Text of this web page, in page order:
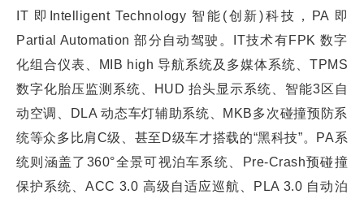
IT 即Intelligent Technology 智能(创新)科技，PA 即
Partial Automation 部分自动驾驶。IT技术有FPK 数字
化组合仪表、MIB high 导航系统及多媒体系统、TPMS
数字化胎压监测系统、HUD 抬头显示系统、智能3区自
动空调、DLA 动态车灯辅助系统、MKB多次碰撞预防系
统等众多比肩C级、甚至D级车才搭载的“黑科技”。PA系
统则涵盖了360°全景可视泊车系统、Pre-Crash预碰撞
保护系统、ACC 3.0 高级自适应巡航、PLA 3.0 自动泊